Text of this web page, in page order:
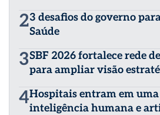
23 desafios do governo
Saúde
3SBF 2026 fortalece rede
para ampliar visão
4Hospitais entram em
inteligência humana e